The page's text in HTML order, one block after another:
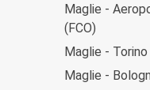
Maglie -
(FCO)
Maglie - Torino
Maglie -